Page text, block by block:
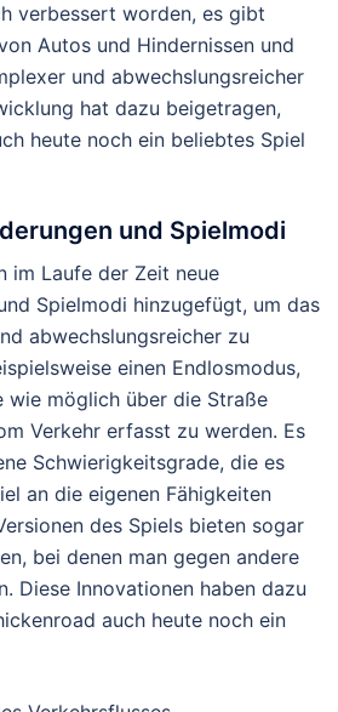
verbessert worden, es gibt
Autos und Hindernissen und
und abwechslungsreicher
hat dazu beigetragen,
heute noch ein beliebtes Spiel
und Spielmodi
im Laufe der Zeit neue
Spielmodi hinzugefügt, um das
abwechslungsreicher zu
einen Endlosmodus,
wie möglich über die Straße
Verkehr erfasst zu werden. Es
Schwierigkeitsgrade, die es
an die eigenen Fähigkeiten
des Spiels bieten sogar
bei denen man gegen andere
Diese Innovationen haben dazu
auch heute noch ein